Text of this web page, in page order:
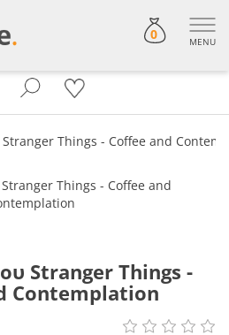
0 MENU
Stranger Things - Coffee and
Stranger Things -
Contemplation